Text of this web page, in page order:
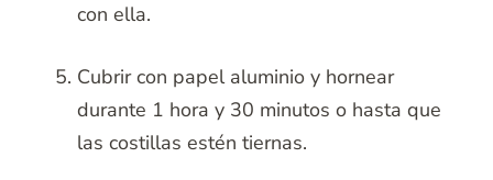
con ella.
Cubrir con papel aluminio y hornear
durante 1 hora y 30 minutos o hasta que
las costillas estén tiernas.